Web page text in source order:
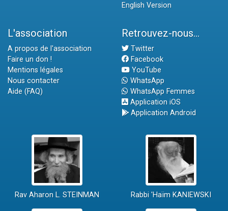
English Version
L'association
A propos de l'association
Faire un don !
Mentions légales
Nous contacter
Aide (FAQ)
Retrouvez-nous...
Twitter
Facebook
YouTube
WhatsApp
WhatsApp Femmes
Application iOS
Application Android
Rav Aharon L. STEINMAN Rabbi 'Haïm KANIEWSKI